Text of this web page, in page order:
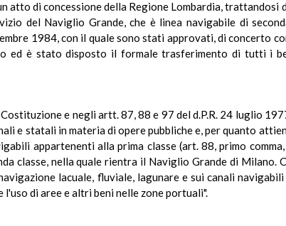
atto di concessione della Regione Lombardia, trattandosi
del Naviglio Grande, che è linea navigabile di
1984, con il quale sono stati approvati, di concerto
ed è stato disposto il formale trasferimento di tutti i
e negli artt. 87, 88 e 97 del d.P.R. 24 luglio
e statali in materia di opere pubbliche e, per quanto
appartenenti alla prima classe (art. 88, primo comma,
classe, nella quale rientra il Naviglio Grande di Milano.
lacuale, fluviale, lagunare e sui canali
di aree e altri beni nelle zone portuali".